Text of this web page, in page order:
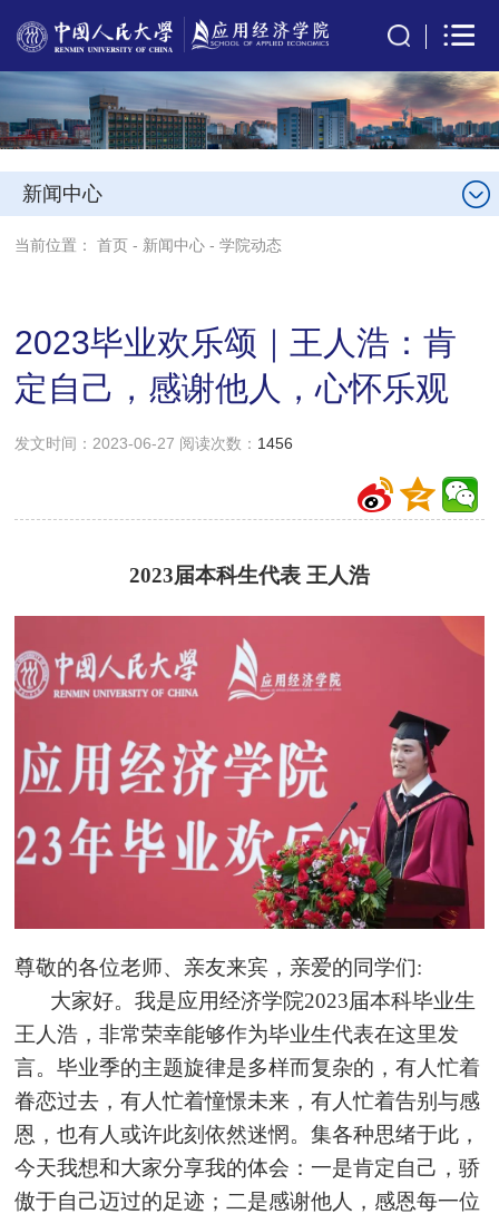
新闻中心
当前位置：首页 - 新闻中心 -学院动态
2023毕业欢乐颂｜王人浩：肯
定自己，感谢他人，心怀乐观
发文时间：2023-06-27 阅读次数： 1456
2023届本科生代表 王人浩
尊敬的各位老师、亲友来宾，亲爱的同学们:
大家好。我是应用经济学院2023届本科毕业生
王人浩，非常荣幸能够作为毕业生代表在这里发
言。毕业季的主题旋律是多样而复杂的，有人忙着
眷恋过去，有人忙着憧憬未来，有人忙着告别与感
恩，也有人或许此刻依然迷惘。集各种思绪于此，
今天我想和大家分享我的体会：一是肯定自己，骄
傲于自己迈过的足迹；二是感谢他人，感恩每一位